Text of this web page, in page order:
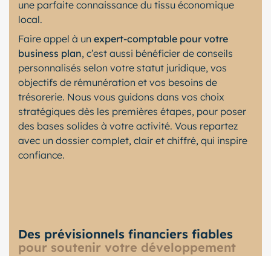
une parfaite connaissance du tissu économique
local.
Faire appel à un expert-comptable pour votre
business plan, c’est aussi bénéficier de conseils
personnalisés selon votre statut juridique, vos
objectifs de rémunération et vos besoins de
trésorerie. Nous vous guidons dans vos choix
stratégiques dès les premières étapes, pour poser
des bases solides à votre activité. Vous repartez
avec un dossier complet, clair et chiffré, qui inspire
confiance.
Des prévisionnels financiers fiables
pour soutenir votre développement